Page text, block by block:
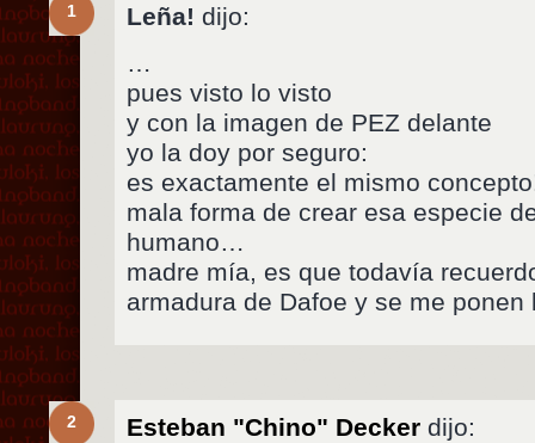
1 Leña! dijo:
…
pues visto lo visto
y con la imagen de PEZ delante
yo la doy por seguro:
es exactamente el mismo
mala forma de crear esa especie
humano…
madre mía, es que todavía
armadura de Dafoe y se me
2 Esteban "Chino" Decker dijo: